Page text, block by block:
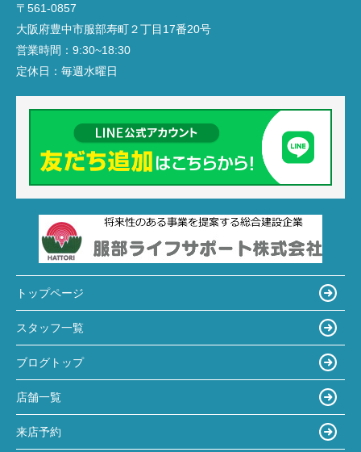
〒561-0857
大阪府豊中市服部寿町２丁目17番20号
営業時間： 9:30~18:30
定休日： 毎週水曜日
トップページ
スタッフ一覧
ブログトップ
店舗一覧
来店予約